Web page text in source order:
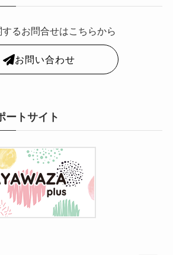
るお問合せはこちらから
お問い合わせ
ートサイト